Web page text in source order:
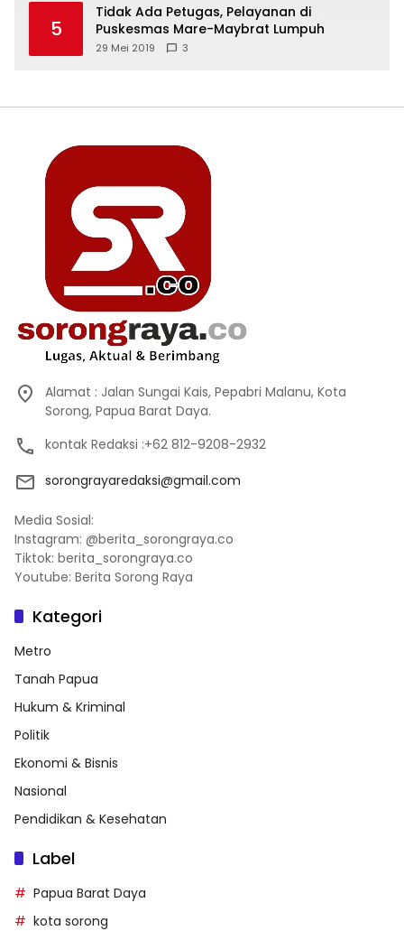
5
Tidak Ada Petugas, Pelayanan di
Puskesmas Mare-Maybrat Lumpuh
29 Mei 2019 3
Alamat : Jalan Sungai Kais, Pepabri Malanu, Kota
Sorong, Papua Barat Daya.
kontak Redaksi :+62 812-9208-2932
sorongrayaredaksi@gmail.com
Media Sosial:
Instagram: @berita_sorongraya.co
Tiktok: berita_sorongraya.co
Youtube: Berita Sorong Raya
Kategori
Metro
Tanah Papua
Hukum & Kriminal
Politik
Ekonomi & Bisnis
Nasional
Pendidikan & Kesehatan
Label
Papua Barat Daya
kota sorong